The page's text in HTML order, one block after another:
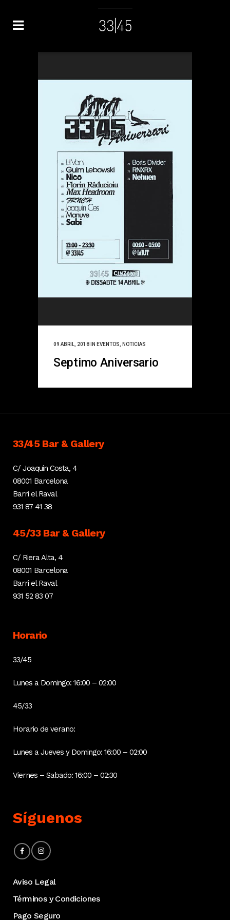
09 ABRIL, 2018 IN EVENTOS, NOTICIAS
Septimo Aniversario
33/45 Bar & Gallery
C/ Joaquin Costa, 4
08001 Barcelona
Barri el Raval
931 87 41 38
45/33 Bar & Gallery
C/ Riera Alta, 4
08001 Barcelona
Barri el Raval
931 52 83 07
Horario
33/45
Lunes a Domingo: 16:00 – 02:00
45/33
Horario de verano:
Lunes a Jueves y Domingo: 16:00 – 02:00
Viernes – Sabado: 16:00 – 02:30
Síguenos
Aviso Legal
Términos y Condiciones
Pago Seguro